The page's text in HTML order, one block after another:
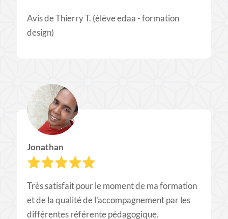
Avis de Thierry T. (élève edaa - formation
design)
Jonathan
Très satisfait pour le moment de ma formation
et de la qualité de l'accompagnement par les
différentes référente pédagogique.